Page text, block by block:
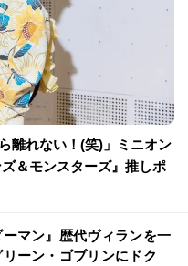
離れない！(笑)」ミニオン
＆モンスターズ』推しポ
ーマン』歴代ヴィランを一
ーン・ゴブリンにドク